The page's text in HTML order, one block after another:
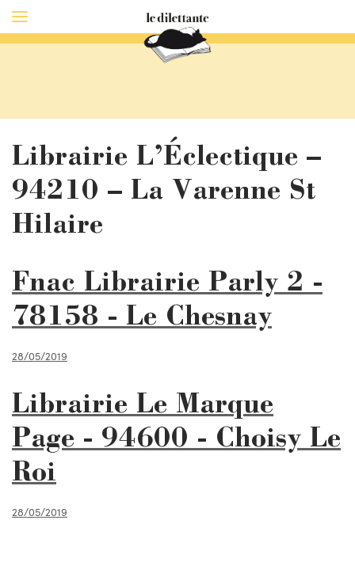
Librairie L’Éclectique –
94210 – La Varenne St
Hilaire
Fnac Librairie Parly 2 -
78158 - Le Chesnay
28/05/2019
Librairie Le Marque
Page - 94600 - Choisy Le
Roi
28/05/2019